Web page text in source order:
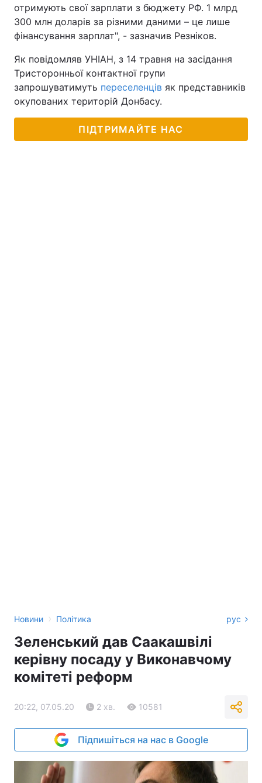
Тема оформлення
отримують свої зарплати з бюджету РФ. 1 млрд
300 млн доларів за різними даними – це лише
фінансування зарплат", - зазначив Резніков.
Як повідомляв УНІАН, з 14 травня на засідання
Тристоронньої контактної групи
запрошуватимуть переселенців як представників
окупованих територій Донбасу.
ПІДТРИМАЙТЕ НАС
Новини › Політика рус
Зеленський дав Саакашвілі
керівну посаду у Виконавчому
комітеті реформ
20:22, 07.05.20 2 хв. 10581
Підпишіться на нас в Google